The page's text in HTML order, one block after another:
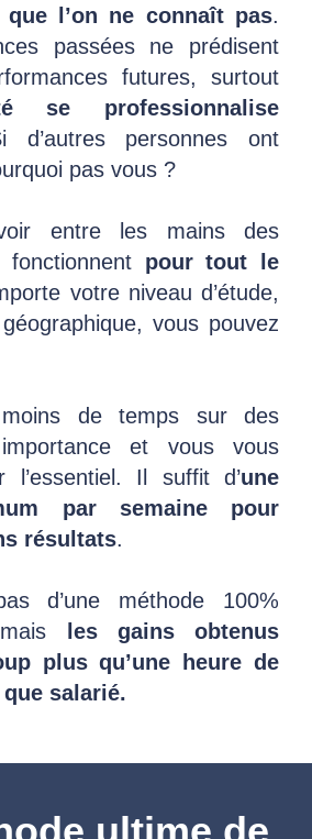
l’on ne connaît pas.
passées ne prédisent
futures, surtout
se professionnalise
d’autres personnes ont
pas vous ?
entre les mains des
fonctionnent pour tout le
votre niveau d’étude,
vous pouvez
de temps sur des
et vous vous
l’essentiel. Il suffit d’une
par semaine pour
résultats.
d’une méthode 100%
les gains obtenus
plus qu’une heure de
salarié.